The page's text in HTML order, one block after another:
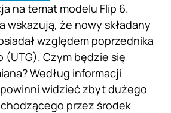
na temat modelu Flip 6.
wskazują, że nowy składany
względem poprzednika
(UTG). Czym będzie się
Według informacji
widzieć zbyt dużego
przez środek